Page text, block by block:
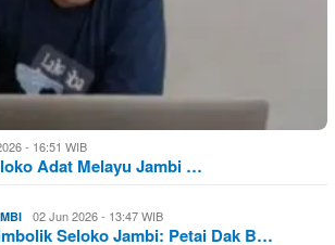
- 16:51 WIB
Adat Melayu Jambi …
02 Jun 2026 - 13:47 WIB
Seloko Jambi: Petai Dak B…